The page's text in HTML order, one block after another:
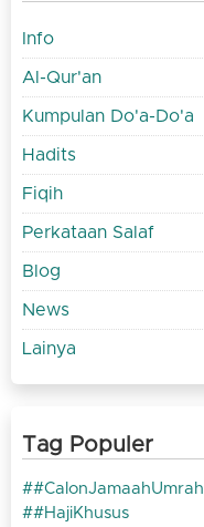
Info
Al-Qur'an
Kumpulan Do'a-Do'a
Hadits
Fiqih
Perkataan Salaf
Blog
News
Lainya
Tag Populer
#CalonJamaahUmrah
#HajiKhusus